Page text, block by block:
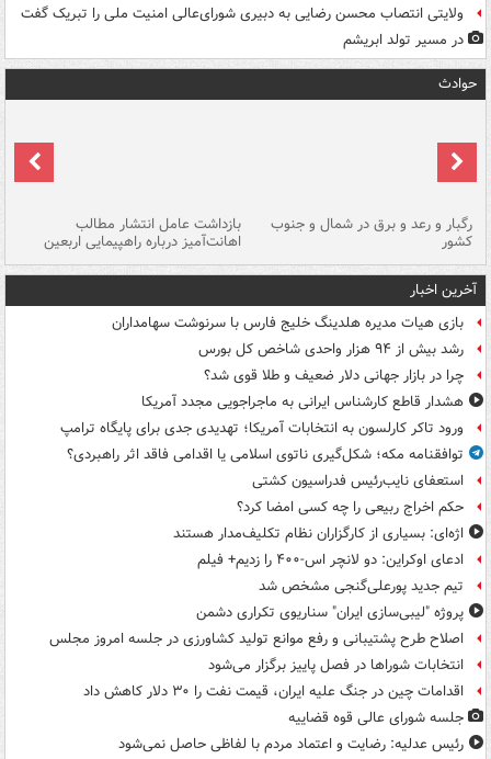
ولایتی انتصاب محسن رضایی به دبیری شورای‌عالی امنیت ملی را تبریک گفت
در مسیر تولد ابریشم
حوادث
رگبار و رعد و برق در شمال و جنوب
کشور
بازداشت عامل انتشار مطالب
اهانت‌آمیز درباره راهپیمایی اربعین
آخرین اخبار
بازی هیات مدیره هلدینگ خلیج فارس با سرنوشت سهامداران
رشد بیش از ۹۴ هزار واحدی شاخص کل بورس
چرا در بازار جهانی دلار ضعیف و طلا قوی شد؟
هشدار قاطع کارشناس ایرانی به ماجراجویی مجدد آمریکا
ورود تاکر کارلسون به انتخابات آمریکا؛ تهدیدی جدی برای پایگاه ترامپ
توافقنامه مکه؛ شکل‌گیری ناتوی اسلامی یا اقدامی فاقد اثر راهبردی؟
استعفای نایب‌رئیس فدراسیون کشتی
حکم اخراج ربیعی را چه کسی امضا کرد؟
اژه‌ای: بسیاری از کارگزاران نظام تکلیف‌مدار هستند
ادعای اوکراین: دو لانچر اس-۴۰۰ را زدیم+ فیلم
تیم جدید پورعلی‌گنجی مشخص شد
پروژه "لیبی‌سازی ایران" سناریوی تکراری دشمن
اصلاح طرح پشتیبانی و رفع موانع تولید کشاورزی در جلسه امروز مجلس
انتخابات شوراها در فصل پاییز برگزار می‌شود
اقدامات چین در جنگ علیه ایران، قیمت نفت را ۳۰ دلار کاهش داد
جلسه شورای عالی قوه قضاییه
رئیس عدلیه: رضایت و اعتماد مردم با لفاظی حاصل نمی‌شود